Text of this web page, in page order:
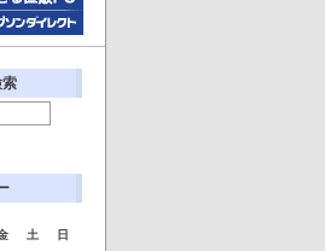
土 日